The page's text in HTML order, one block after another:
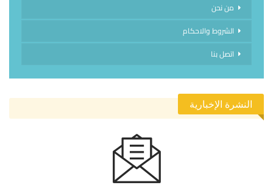
من نحن
الشروط والاحكام
اتصل بنا
النشرة الإخبارية